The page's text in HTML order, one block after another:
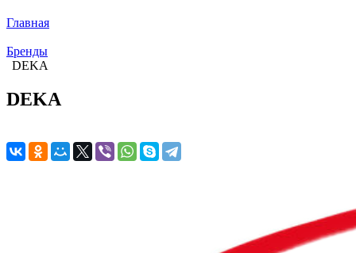
Главная
Бренды
DEKA
DEKA